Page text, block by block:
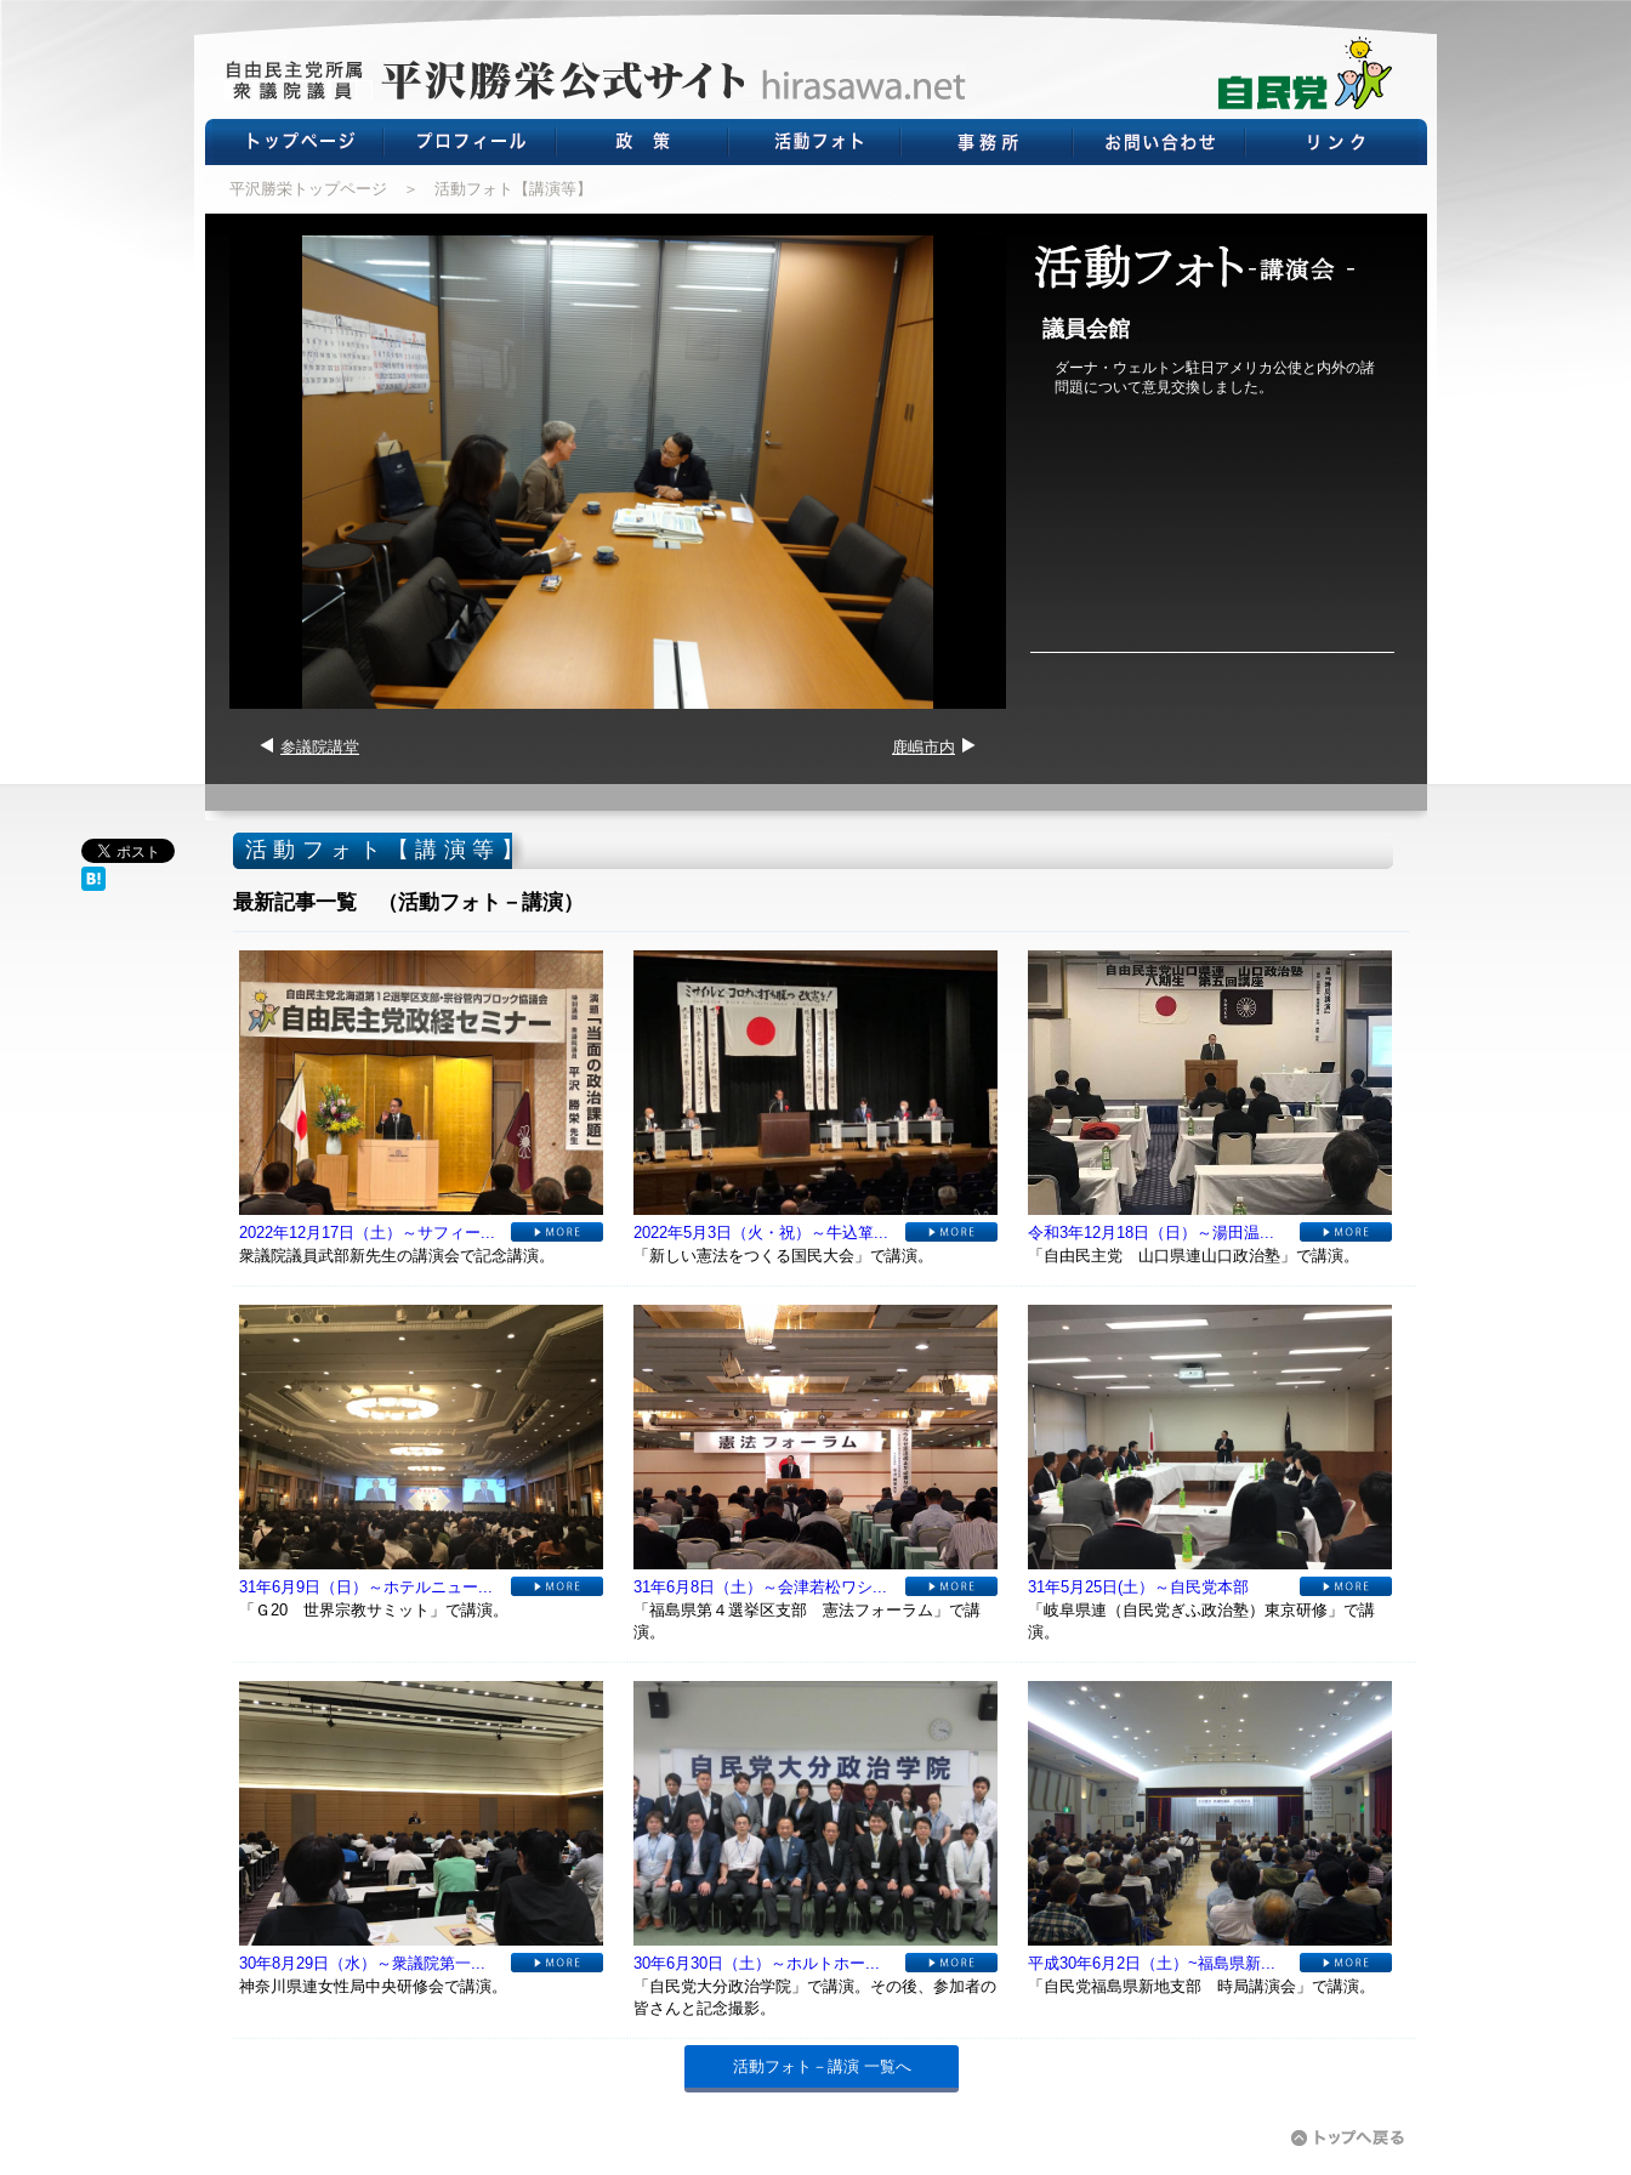
平沢勝栄トップページ ＞ 活動フォト【講演等】
議員会館
ダーナ・ウェルトン駐日アメリカ公使と内外の諸
問題について意見交換しました。
参議院講堂 鹿嶋市内
活動フォト【講演等】
最新記事一覧 （活動フォト－講演）
2022年12月17日（土）～サフィー...
衆議院議員武部新先生の講演会で記念講演。
2022年5月3日（火・祝）～牛込箪...
「新しい憲法をつくる国民大会」で講演。
令和3年12月18日（日）～湯田温...
「自由民主党 山口県連山口政治塾」で講演。
31年6月9日（日）～ホテルニュー...
「Ｇ20 世界宗教サミット」で講演。
31年6月8日（土）～会津若松ワシ...
「福島県第４選挙区支部 憲法フォーラム」で講
演。
31年5月25日(土）～自民党本部
「岐阜県連（自民党ぎふ政治塾）東京研修」で講
演。
30年8月29日（水）～衆議院第一...
神奈川県連女性局中央研修会で講演。
30年6月30日（土）～ホルトホー...
「自民党大分政治学院」で講演。その後、参加者の
皆さんと記念撮影。
平成30年6月2日（土）~福島県新...
「自民党福島県新地支部 時局講演会」で講演。
活動フォト－講演 一覧へ